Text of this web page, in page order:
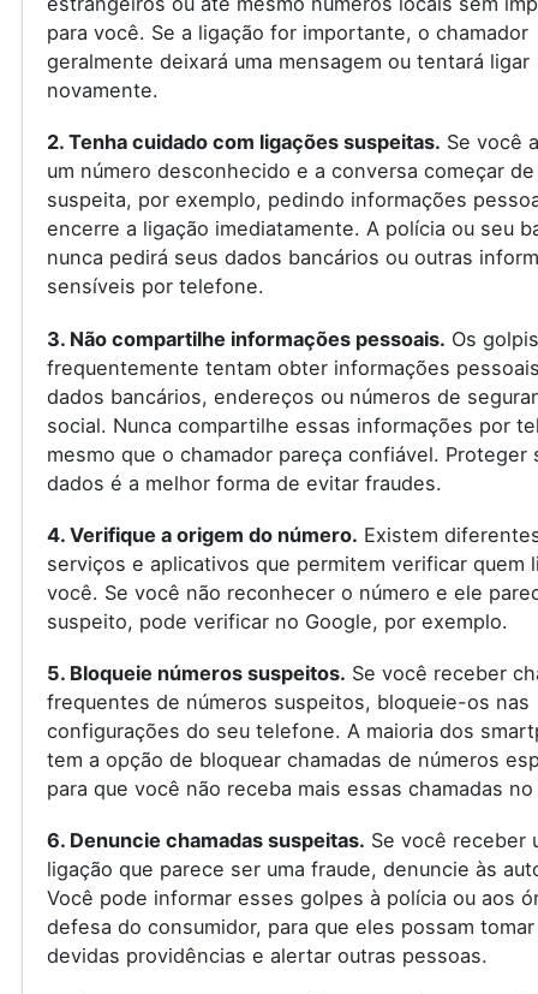
para você. Se a ligação for importante, o chamador
geralmente deixará uma mensagem ou tentará ligar
novamente.
2. Tenha cuidado com ligações suspeitas. Se você
um número desconhecido e a conversa começar
suspeita, por exemplo, pedindo informações
encerre a ligação imediatamente. A polícia ou seu
nunca pedirá seus dados bancários ou outras
sensíveis por telefone.
3. Não compartilhe informações pessoais. Os
frequentemente tentam obter informações
dados bancários, endereços ou números de
social. Nunca compartilhe essas informações por
mesmo que o chamador pareça confiável. Proteger
dados é a melhor forma de evitar fraudes.
4. Verifique a origem do número. Existem
serviços e aplicativos que permitem verificar quem
você. Se você não reconhecer o número e ele
suspeito, pode verificar no Google, por exemplo.
5. Bloqueie números suspeitos. Se você receber
frequentes de números suspeitos, bloqueie-os nas
configurações do seu telefone. A maioria dos
tem a opção de bloquear chamadas de números
para que você não receba mais essas chamadas
6. Denuncie chamadas suspeitas. Se você receber
ligação que parece ser uma fraude, denuncie às
Você pode informar esses golpes à polícia ou aos
defesa do consumidor, para que eles possam tomar
devidas providências e alertar outras pessoas.